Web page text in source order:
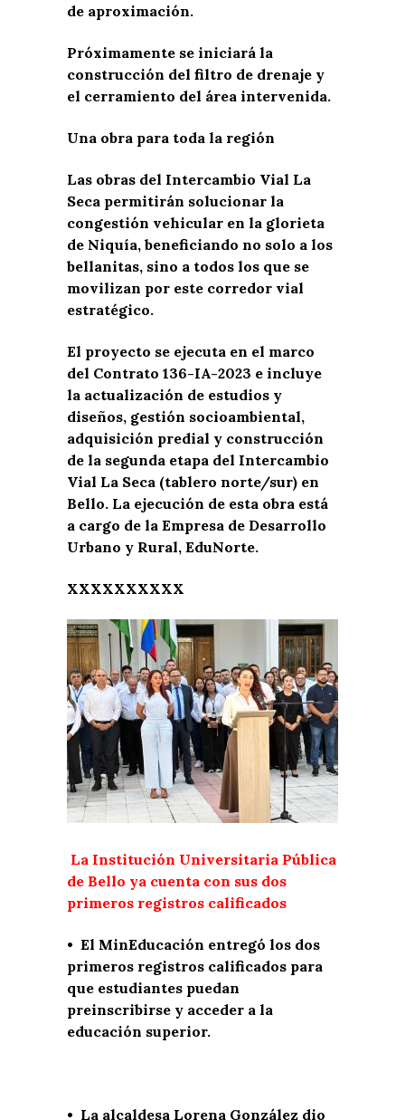
de aproximación.
Próximamente se iniciará la
construcción del filtro de drenaje y
el cerramiento del área intervenida.
Una obra para toda la región
Las obras del Intercambio Vial La
Seca permitirán solucionar la
congestión vehicular en la glorieta
de Niquía, beneficiando no solo a los
bellanitas, sino a todos los que se
movilizan por este corredor vial
estratégico.
El proyecto se ejecuta en el marco
del Contrato 136-IA-2023 e incluye
la actualización de estudios y
diseños, gestión socioambiental,
adquisición predial y construcción
de la segunda etapa del Intercambio
Vial La Seca (tablero norte/sur) en
Bello. La ejecución de esta obra está
a cargo de la Empresa de Desarrollo
Urbano y Rural, EduNorte.
XXXXXXXXXX
La Institución Universitaria Pública
de Bello ya cuenta con sus dos
primeros registros calificados
• El MinEducación entregó los dos
primeros registros calificados para
que estudiantes puedan
preinscribirse y acceder a la
educación superior.
• La alcaldesa Lorena González dio